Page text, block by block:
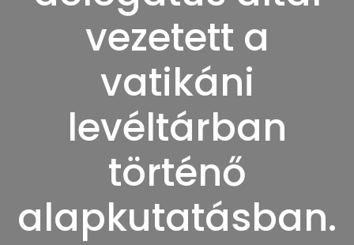
vezetett a
vatikáni
levéltárban
történő
alapkutatásban.